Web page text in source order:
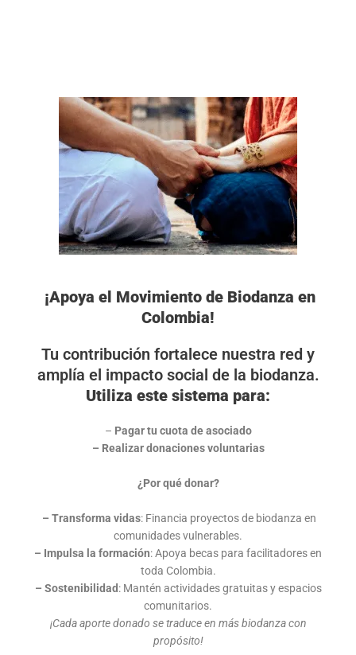
¡Apoya el Movimiento de Biodanza en
Colombia!
Tu contribución fortalece nuestra red y
amplía el impacto social de la biodanza.
Utiliza este sistema para:
– Pagar tu cuota de asociado
– Realizar donaciones voluntarias
¿Por qué donar?
– Transforma vidas: Financia proyectos de biodanza en
comunidades vulnerables.
– Impulsa la formación: Apoya becas para facilitadores en
toda Colombia.
– Sostenibilidad : Mantén actividades gratuitas y espacios
comunitarios.
¡Cada aporte donado se traduce en más biodanza con
propósito!